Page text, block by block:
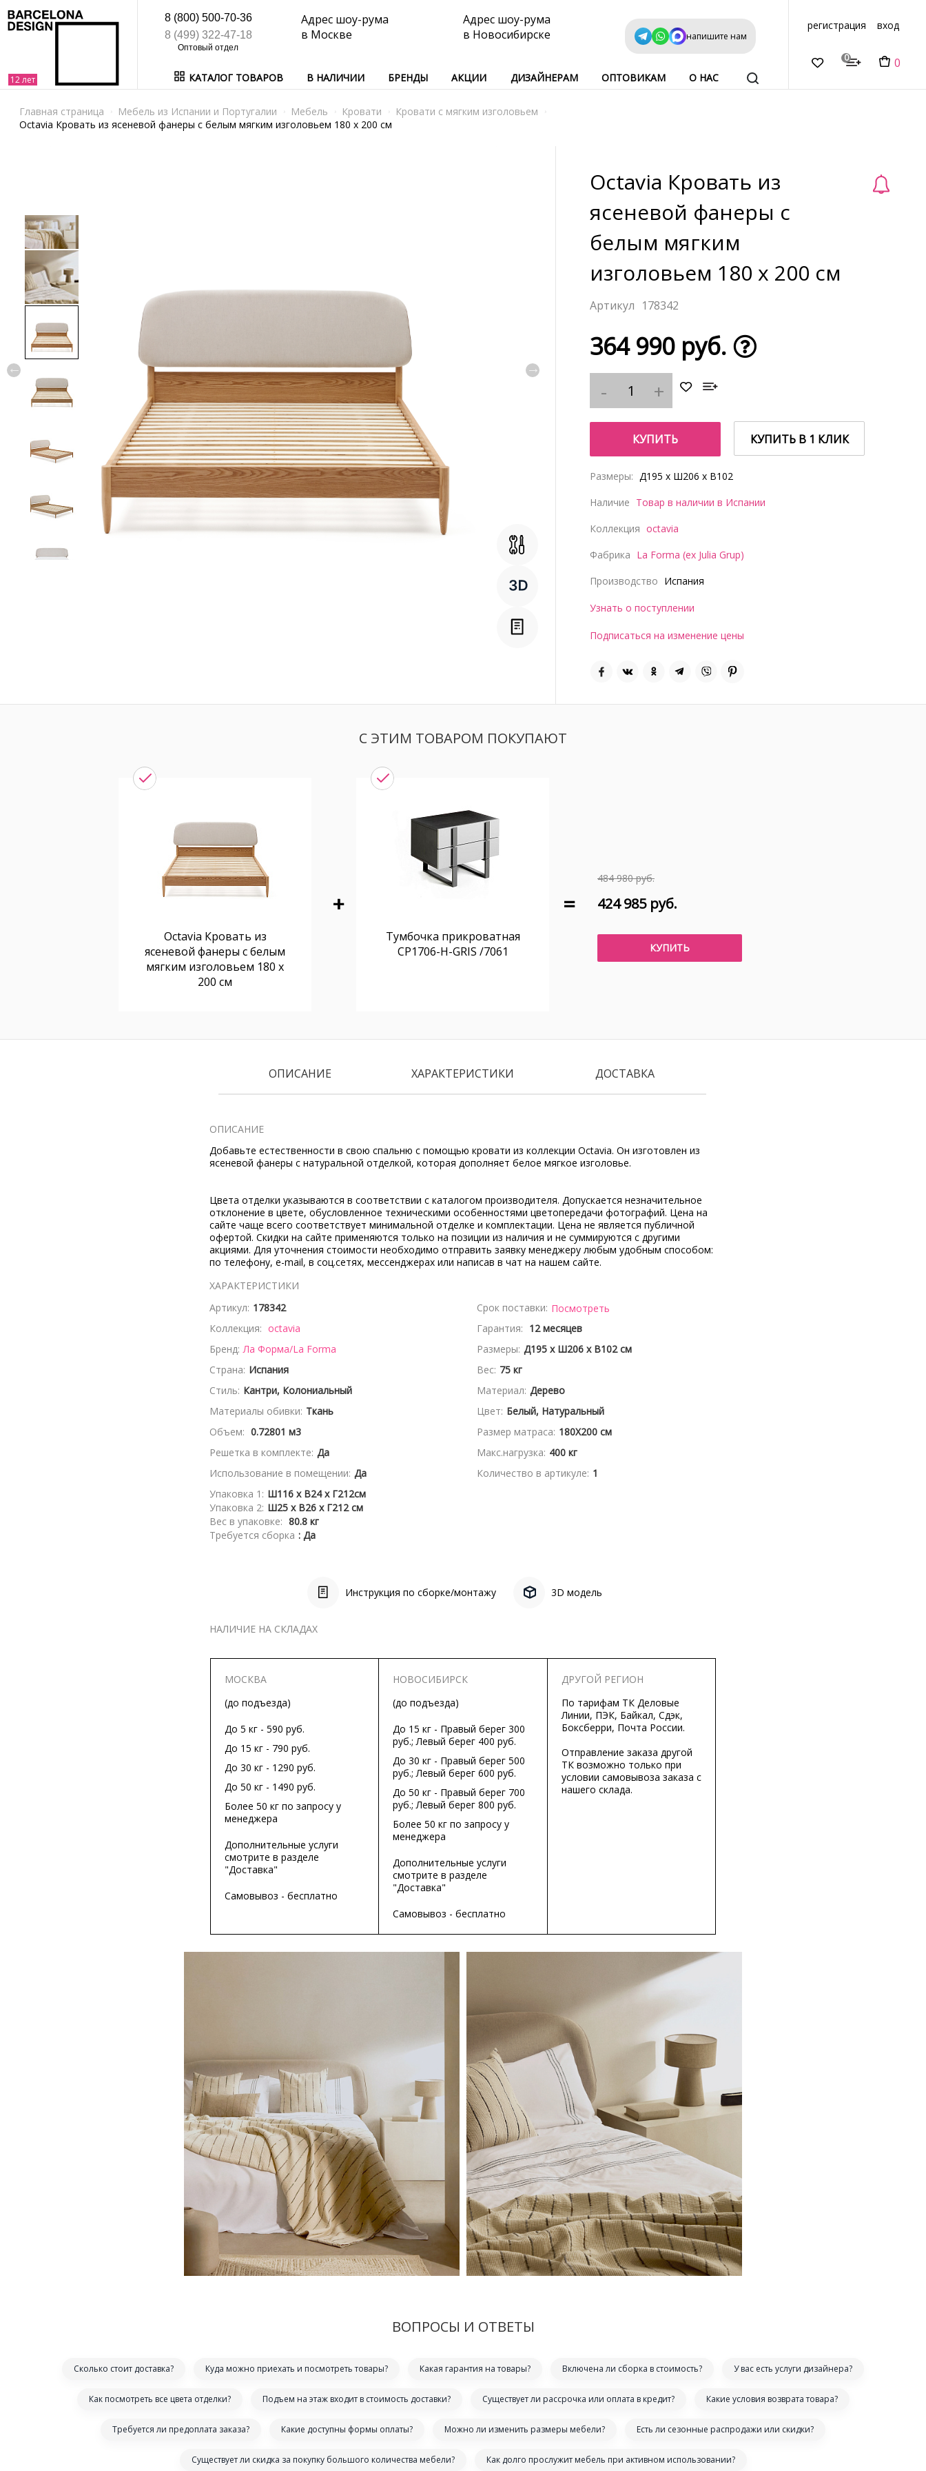
8 (800) 500-70-36
8 (499) 322-47-18
Адрес шоу-рума
в Москве
Адрес шоу-рума
в Новосибирске
напишите нам
КАТАЛОГ ТОВАРОВ В НАЛИЧИИ БРЕНДЫ АКЦИИ ДИЗАЙНЕРАМ ОПТОВИКАМ О НАС
регистрация вход
0 0
Главная страница Мебель из Испании и Португалии Мебель Кровати
Кровати с мягким изголовьем
Octavia Кровать из ясеневой фанеры с белым мягким изголовьем 180 x 200 см
Octavia Кровать из
ясеневой фанеры с
белым мягким
изголовьем 180 x 200 см
178342
364 990 руб.
КУПИТЬ КУПИТЬ В 1 КЛИК
Размеры: Д195 x Ш206 x В102
Наличие Товар в наличии в Испании
Коллекция octavia
Фабрика La Forma (ex Julia Grup)
Производство Испания
Узнать о поступлении
Подписаться на изменение цены
С ЭТИМ ТОВАРОМ ПОКУПАЮТ
Octavia Кровать из
ясеневой фанеры с белым
мягким изголовьем 180 x
200 см
Тумбочка прикроватная
CP1706-H-GRIS /7061
484 980 руб.
424 985 руб.
КУПИТЬ
ОПИСАНИЕ ХАРАКТЕРИСТИКИ ДОСТАВКА
ОПИСАНИЕ
Добавьте естественности в свою спальню с помощью кровати из коллекции Octavia. Он изготовлен из
ясеневой фанеры с натуральной отделкой, которая дополняет белое мягкое изголовье.
Цвета отделки указываются в соответствии с каталогом производителя. Допускается незначительное
отклонение в цвете, обусловленное техническими особенностями цветопередачи фотографий. Цена на
сайте чаще всего соответствует минимальной отделке и комплектации. Цена не является публичной
офертой. Скидки на сайте применяются только на позиции из наличия и не суммируются с другими
акциями. Для уточнения стоимости необходимо отправить заявку менеджеру любым удобным способом:
по телефону, e-mail, в соц.сетях, мессенджерах или написав в чат на нашем сайте.
ХАРАКТЕРИСТИКИ
Артикул: 178342 Срок поставки: Посмотреть
Коллекция: octavia Гарантия: 12 месяцев
Бренд: Ла Форма/La Forma Размеры: Д195 x Ш206 x В102 см
Страна: Испания Вес: 75 кг
Стиль: Кантри, Колониальный Материал: Дерево
Материалы обивки: Ткань Цвет: Белый, Натуральный
Объем: 0.72801 м3 Размер матраса: 180X200 см
Решетка в комплекте: Да Макс.нагрузка: 400 кг
Использование в помещении: Да Количество в артикуле: 1
Упаковка 1: Ш116 x В24 x Г212см
Упаковка 2: Ш25 x В26 x Г212 см
Вес в упаковке: 80.8 кг
Требуется сборка : Да
Инструкция по сборке/монтажу 3D модель
НАЛИЧИЕ НА СКЛАДАХ
МОСКВА
(до подъезда)
До 5 кг - 590 руб.
До 15 кг - 790 руб.
До 30 кг - 1290 руб.
До 50 кг - 1490 руб.
Более 50 кг по запросу у
менеджера
Дополнительные услуги
смотрите в разделе
"Доставка"
Самовывоз - бесплатно
НОВОСИБИРСК
(до подъезда)
До 15 кг - Правый берег 300
руб.; Левый берег 400 руб.
До 30 кг - Правый берег 500
руб.; Левый берег 600 руб.
До 50 кг - Правый берег 700
руб.; Левый берег 800 руб.
Более 50 кг по запросу у
менеджера
Дополнительные услуги
смотрите в разделе
"Доставка"
Самовывоз - бесплатно
ДРУГОЙ РЕГИОН
По тарифам ТК Деловые
Линии, ПЭК, Байкал, Сдэк,
Боксберри, Почта России.
Отправление заказа другой
ТК возможно только при
условии самовывоза заказа с
нашего склада.
ВОПРОСЫ И ОТВЕТЫ
Сколько стоит доставка? Куда можно приехать и посмотреть товары? Какая гарантия на товары? Включена ли сборка в стоимость? У вас есть услуги дизайнера?
Как посмотреть все цвета отделки? Подъем на этаж входит в стоимость доставки? Существует ли рассрочка или оплата в кредит? Какие условия возврата товара?
Требуется ли предоплата заказа? Какие доступны формы оплаты? Можно ли изменить размеры мебели? Есть ли сезонные распродажи или скидки?
Существует ли скидка за покупку большого количества мебели? Как долго прослужит мебель при активном использовании?